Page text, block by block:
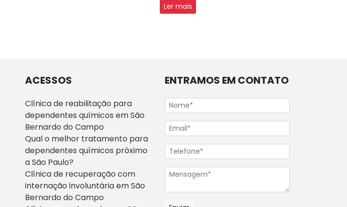
Ler mais
ACESSOS
Clínica de reabilitação para
dependentes químicos em São
Bernardo do Campo
Qual o melhor tratamento para
dependentes químicos próximo
a São Paulo?
Clínica de recuperação com
internação involuntária em São
Bernardo do Campo
ENTRAMOS EM CONTATO